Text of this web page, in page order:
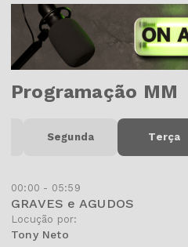
Programação MM
Segunda Terça
00:00 - 05:59
GRAVES e AGUDOS
Locução por:
Tony Neto